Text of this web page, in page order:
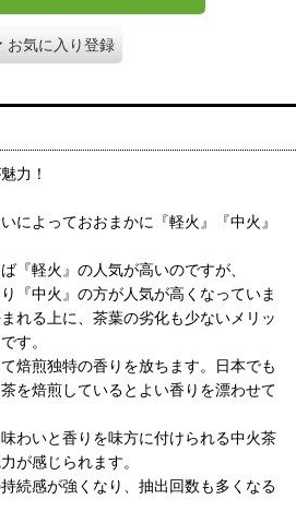
お気に入り登録
力！
によっておおまかに『軽火』『中火』
『軽火』の人気が高いのですが、
『中火』の方が人気が高くなっていま
れる上に、茶葉の劣化も少ないメリッ
す。
焙煎独特の香りを放ちます。日本でも
を焙煎しているとよい香りを漂わせて
わいと香りを味方に付けられる中火茶
が感じられます。
続感が強くなり、抽出回数も多くなる